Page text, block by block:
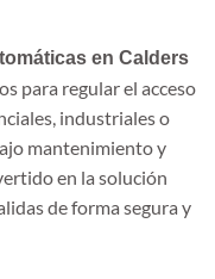
en Calders
para regular el acceso
industriales o
mantenimiento y
en la solución
de forma segura y